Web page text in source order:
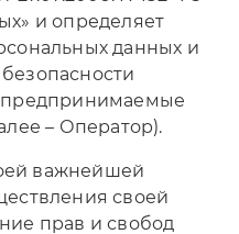
и определяет
данных и
предпринимаемые
– Оператор).
важнейшей
своей
прав и свобод